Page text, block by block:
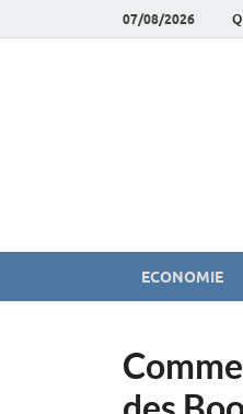
07/08/2026
ECONOMIE